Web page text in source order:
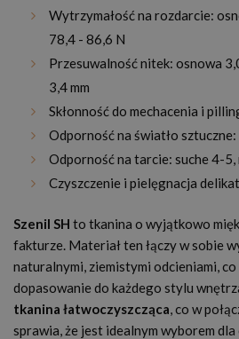
Wytrzymałość na rozdarcie:
78,4 - 86,6 N
Przesuwalność nitek: osnowa
3,4 mm
Skłonność do mechacenia i
Odporność na światło sztuczne:
Odporność na tarcie: suche 4-5,
Czyszczenie i pielęgnacja
Szenil SH to tkanina o wyjątkowo
fakturze. Materiał ten łączy w sobie
naturalnymi, ziemistymi odcieniami,
dopasowanie do każdego stylu
tkanina łatwoczyszcząca, co w
sprawia, że jest idealnym wyborem dla